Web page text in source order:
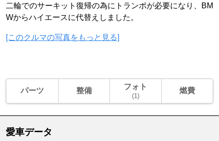
二輪でのサーキット復帰の為にトランポが必要になり、BM
Wからハイエースに代替えしました。
[このクルマの写真をもっと見る]
パーツ 整備 フォト
(1)
燃費
愛車データ